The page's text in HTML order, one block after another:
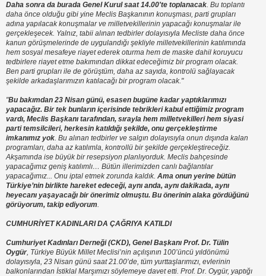
Daha sonra da burada Genel Kurul saat 14.00'te toplanacak. Bu toplantı
daha önce olduğu gibi yine Meclis Başkanının konuşması, parti grupları
adına yapılacak konuşmalar ve milletvekillerinin yapacağı konuşmalar ile
gerçekleşecek. Yalnız, tabii alınan tedbirler dolayısıyla Mecliste daha önce
kanun görüşmelerinde de uygulandığı şekliyle milletvekillerinin katılımında
hem sosyal mesafeye riayet ederek oturma hem de maske dahil koruyucu
tedbirlere riayet etme bakımından dikkat edeceğimiz bir program olacak.
Ben parti grupları ile de görüştüm, daha az sayıda, kontrolü sağlayacak
şekilde arkadaşlarımızın katılacağı bir program olacak."
"Bu bakımdan 23 Nisan günü, esasen bugüne kadar yaptıklarımızı
yapacağız. Bir tek bunların içerisinde tebrikleri kabul ettiğimiz program
vardı, Meclis Başkanı tarafından, sırayla hem milletvekilleri hem siyasi
parti temsilcileri, herkesin katıldığı şekilde, onu gerçekleştirme
imkanımız yok. Bu alınan tedbirler ve salgın dolayısıyla onun dışında kalan
programları, daha az katılımla, kontrollü bir şekilde gerçekleştireceğiz.
Akşamında ise büyük bir resepsiyon planlıyorduk. Meclis bahçesinde
yapacağımız geniş katılımlı… Bütün illerimizden canlı bağlantılar
yapacağımız... Onu iptal etmek zorunda kaldık. Ama onun yerine bütün
Türkiye’nin birlikte hareket edeceği, aynı anda, aynı dakikada, aynı
heyecanı yaşayacağı bir önerimiz olmuştu. Bu önerinin alaka gördüğünü
görüyorum, takip ediyorum.
CUMHURİYET KADINLARI DA ÇAĞRIYA KATILDI
Cumhuriyet Kadınları Derneği (CKD), Genel Başkanı Prof. Dr. Tülin
Oygür, Türkiye Büyük Millet Meclisi’nin açılışının 100’üncü yıldönümü
dolayısıyla, 23 Nisan günü saat 21.00’de, tüm yurttaşlarımızı, evlerinin
balkonlarından İstiklal Marşımızı söylemeye davet etti. Prof. Dr. Oygür, yaptığı